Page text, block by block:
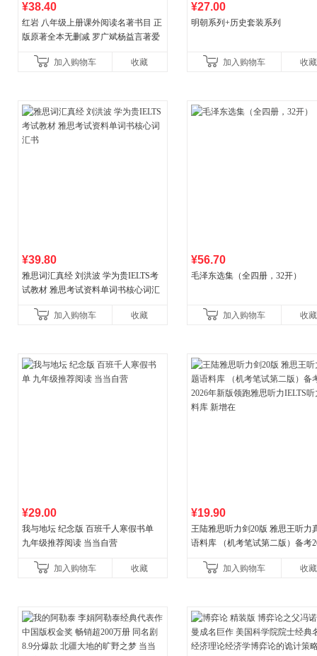
¥38.40
红岩 八年级上册课外阅读名著书目 正
版原著全本无删减 罗广斌杨益言著爱
国青年出版社加入购物车 收藏
¥27.00
明朝系列+历史套装系列
加入购物车 收藏
¥39.80
雅思词汇真经 刘洪波 学为贵IELTS考
试教材 雅思考试资料单词书核心词汇
加入购物车
收藏
¥56.70
毛泽东选集（全四册，32开）
加入购物车 收藏
¥29.00
我与地坛 纪念版 百班千人寒假书单
九年级推荐阅读 当当自营
加入购物车 收藏
¥19.90
王陆雅思听力剑20版 雅思王听力
语料库 （机考笔试第二版）备考
新增在
加入购物车 收藏